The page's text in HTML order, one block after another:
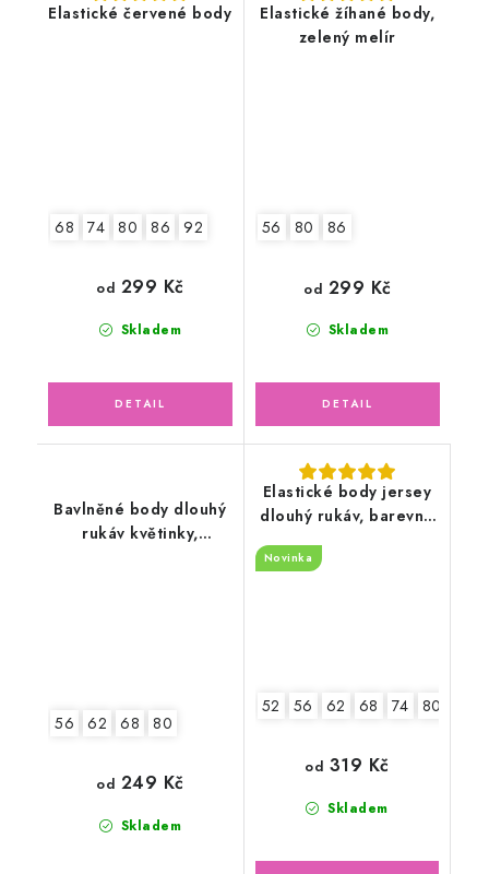
Elastické červené body
68 74 80 86 92
Skladem
od 299 Kč
Elastické žíhané body,
zelený melír
56 80 86
Skladem
od 299 Kč
Bavlněné body dlouhý
rukáv květinky,
56 62 68 80
Skladem
od 249 Kč
Elastické body jersey
dlouhý rukáv, barevné
květinky
Novinka
52 56 62 68 74 80
Skladem
od 319 Kč